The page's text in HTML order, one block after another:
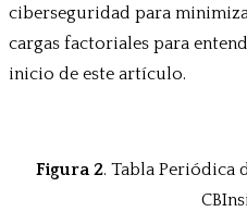
ciberseguridad para
cargas factoriales para
inicio de este artículo.
Figura 2. Tabla Periódica